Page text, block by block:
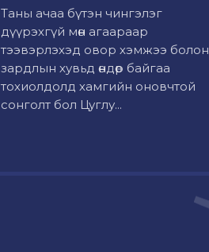
Таны ачаа бүтэн чингэлэг
дүүрэхгүй мөн агаараар
тээвэрлэхэд овор хэмжээ болон
зардлын хувьд өндөр байгаа
тохиолдолд хамгийн оновчтой
сонголт бол Цуглу...